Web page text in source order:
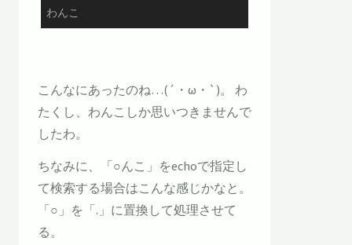
わんこ
こんなにあったのね…(´・ω・`)。 わ
たくし、わんこしか思いつきませんで
したわ。
ちなみに、「○んこ」をechoで指定し
て検索する場合はこんな感じかなと。
「○」を「.」に置換して処理させて
る。